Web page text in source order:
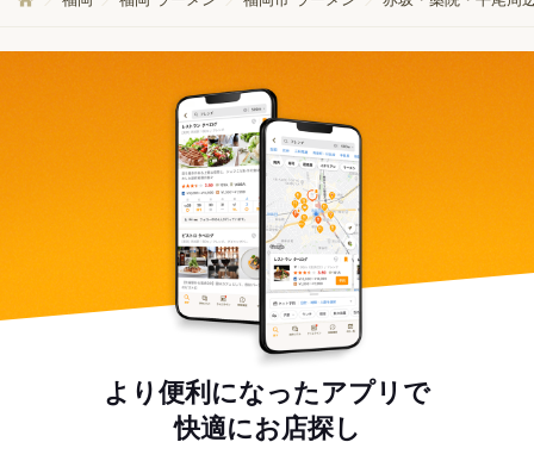
より便利になったアプリで
快適にお店探し